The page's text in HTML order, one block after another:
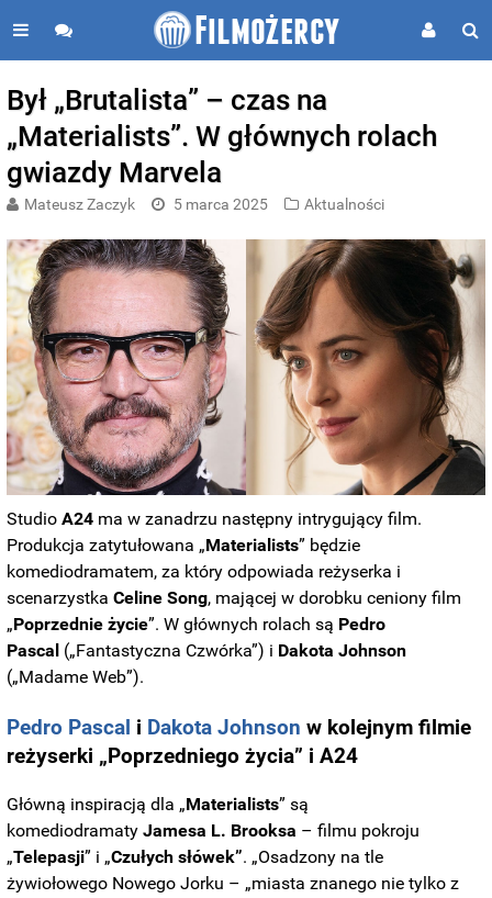
Był „Brutalista” – czas na
„Materialists”. W głównych rolach
gwiazdy Marvela
Mateusz Zaczyk 5 marca 2025 Aktualności
StudioA24 ma w zanadrzu następny intrygujący film.
Produkcja zatytułowana „Materialists” będzie
komediodramatem, za który odpowiada reżyserka i
scenarzystkaCeline Song, mającej w dorobku ceniony film
„Poprzednie życie”. W głównych rolach są Pedro
Pascal („Fantastyczna Czwórka”) i Dakota Johnson
(„Madame Web”).
Pedro Pascal i Dakota Johnson w kolejnym filmie
reżyserki „Poprzedniego życia” i A24
Główną inspiracją dla „Materialists” są
komediodramatyJamesa L. Brooksa – filmu pokroju
„Telepasji” i „Czułych słówek”. „Osadzony na tle
żywiołowego Nowego Jorku – „miasta znanego nie tylko z